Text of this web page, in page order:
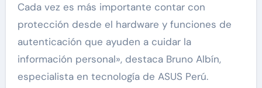
Cada vez es más importante contar con
protección desde el hardware y funciones de
autenticación que ayuden a cuidar la
información personal», destaca Bruno Albín,
especialista en tecnología de ASUS Perú.